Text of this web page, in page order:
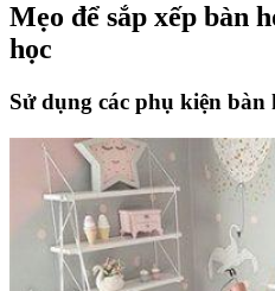
Mẹo để sắp xếp bàn
học
Sử dụng các phụ kiện